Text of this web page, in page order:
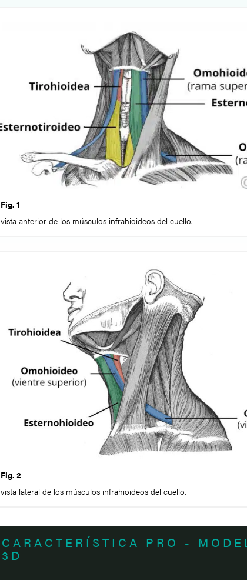
Fig. 1
vista anterior de los músculos infrahioideos del cuello.
Fig. 2
vista lateral de los músculos infrahioideos del cuello.
CARACTERÍSTICA PRO -
3D